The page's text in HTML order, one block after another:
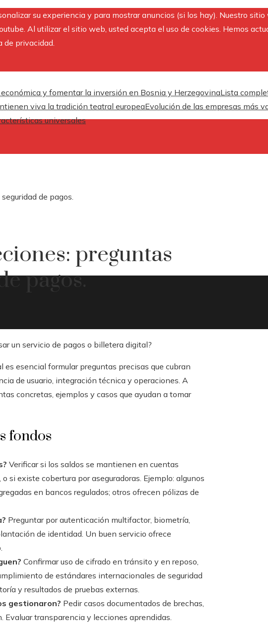
su experiencia y para mostrar anuncios (si los hay). Nuestro
Al utilizar el sitio web, usted acepta el uso de cookies. Hemos
de privacidad.
y fomentar la inversión en Bosnia y HerzegovinaLista
viva la tradición teatral europeaEvolución de las empresas más
universales
de pagos.
preguntas
pagos.
esencial formular preguntas precisas que cubran
de usuario, integración técnica y operaciones. A
concretas, ejemplos y casos que ayudan a tomar
fondos
Verificar si los saldos se mantienen en cuentas
si existe cobertura por aseguradoras. Ejemplo: algunos
en bancos regulados; otros ofrecen pólizas de
Preguntar por autenticación multifactor, biometría,
de identidad. Un buen servicio ofrece
Confirmar uso de cifrado en tránsito y en reposo,
de estándares internacionales de seguridad
y resultados de pruebas externas.
gestionaron? Pedir casos documentados de brechas,
transparencia y lecciones aprendidas.